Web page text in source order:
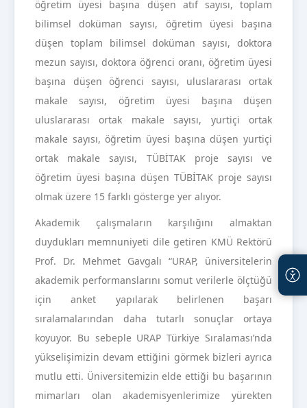
öğretim üyesi başına düşen atıf sayısı, toplam
bilimsel doküman sayısı, öğretim üyesi başına
düşen toplam bilimsel doküman sayısı, doktora
mezun sayısı, doktora öğrenci oranı, öğretim üyesi
başına düşen öğrenci sayısı, uluslararası ortak
makale sayısı, öğretim üyesi başına düşen
uluslararası ortak makale sayısı, yurtiçi ortak
makale sayısı, öğretim üyesi başına düşen yurtiçi
ortak makale sayısı, TÜBİTAK proje sayısı ve
öğretim üyesi başına düşen TÜBİTAK proje sayısı
olmak üzere 15 farklı gösterge yer alıyor.
Akademik çalışmaların karşılığını almaktan
duydukları memnuniyeti dile getiren KMÜ Rektörü
Prof. Dr. Mehmet Gavgalı “URAP, üniversitelerin
akademik performanslarını somut verilerle ölçtüğü
için anket yapılarak belirlenen başarı
sıralamalarından daha tutarlı sonuçlar ortaya
koyuyor. Bu sebeple URAP Türkiye Sıralaması’nda
yükselişimizin devam ettiğini görmek bizleri ayrıca
mutlu etti. Üniversitemizin elde ettiği bu başarının
mimarları olan akademisyenlerimize yürekten